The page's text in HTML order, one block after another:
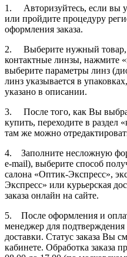
1. Авторизуйтесь, если вы
или пройдите процедуру
оформления заказа.
2. Выберите нужный товар,
контактные линзы, нажмите
выберите параметры линз
линз указывается в
указано в описании.
3. После того, как Вы
купить, переходите в раздел
там же можно
4. Заполните несложную
e-mail), выберите способ
салона «Оптик-Экспресс»,
Экспресс» или курьерская
заказа онлайн на сайте.
5. После оформления и
менеджер для подтверждения
доставки. Статус заказа Вы
кабинете. Обработка заказа